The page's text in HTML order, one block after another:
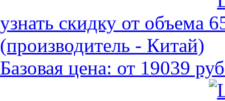
узнать скидку от объема
(производитель - Китай)
Базовая цена: от 19039